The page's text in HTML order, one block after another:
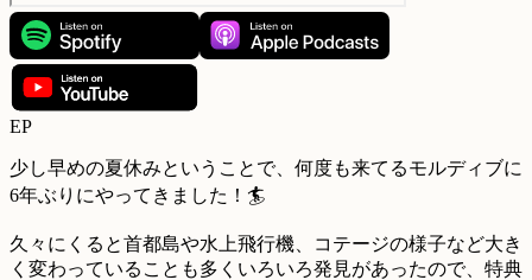
EP
少し早めの夏休みということで、何度も来てるモルディブに
6年ぶりにやってきました！🏄️
久々にくると首都島や水上飛行機、コテージの様子など大き
く変わっていることも多くいろいろ発見があったので、特典